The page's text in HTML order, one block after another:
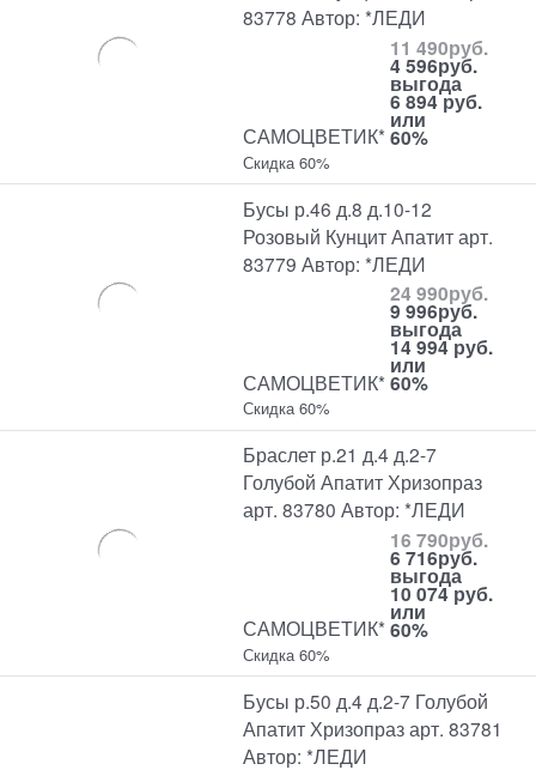
83778 Автор: *ЛЕДИ
САМОЦВЕТИК*
11 490руб.
4 596руб.
выгода
6 894 руб.
или
60%
Скидка 60%
Бусы р.46 д.8 д.10-12
Розовый Кунцит Апатит арт.
83779 Автор: *ЛЕДИ
САМОЦВЕТИК*
24 990руб.
9 996руб.
выгода
14 994 руб.
или
60%
Скидка 60%
Браслет р.21 д.4 д.2-7
Голубой Апатит Хризопраз
арт. 83780 Автор: *ЛЕДИ
САМОЦВЕТИК*
16 790руб.
6 716руб.
выгода
10 074 руб.
или
60%
Скидка 60%
Бусы р.50 д.4 д.2-7 Голубой
Апатит Хризопраз арт. 83781
Автор: *ЛЕДИ